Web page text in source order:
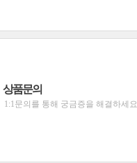
상품문의
1:1문의를 통해 궁금증을 해결하세요.